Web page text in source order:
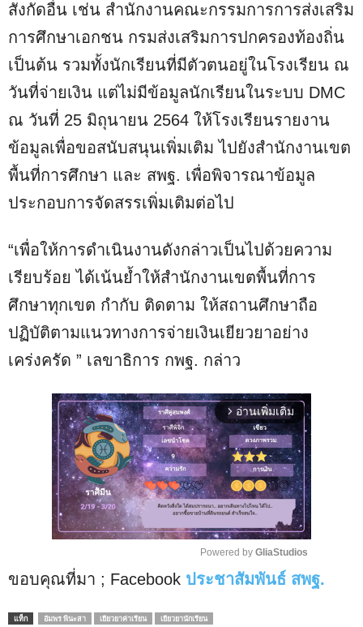
สังกัดอื่น เช่น สำนักงานคณะกรรมการการส่งเสริม
การศึกษาเอกชน กรมส่งเสริมการปกครองท้องถิ่น
เป็นต้น รวมทั้งนักเรียนที่มีตัวตนอยู่ในโรงเรียน ณ
วันที่จ่ายเงิน แต่ไม่มีข้อมูลนักเรียนในระบบ DMC
ณ วันที่ 25 มิถุนายน 2564 ให้โรงเรียนรายงาน
ข้อมูลเพื่อขอสนับสนุนเพิ่มเติม ไปยังสำนักงานเขต
พื้นที่การศึกษา และ สพฐ. เพื่อพิจารณาข้อมูล
ประกอบการจัดสรรเพิ่มเติมต่อไป
“เพื่อให้การดำเนินงานดังกล่าวเป็นไปด้วยความ
เรียบร้อย ได้เน้นย้ำให้สำนักงานเขตพื้นที่การ
ศึกษาทุกเขต กำกับ ติดตาม ให้สถานศึกษาถือ
ปฏิบัติตามแนวทางการจ่ายเงินเยียวยาอย่าง
เคร่งครัด ” เลขาธิการ กพฐ. กล่าว
arrow_forward_ios อ่านเพิ่มเติม
M
Powered by GliaStudios
ขอบคุณที่มา ; Facebook ประชาสัมพันธ์ สพฐ.
แท็ก อัมพร พินะสา เยียวยาค่าเรียน เยียวยานักเรียน